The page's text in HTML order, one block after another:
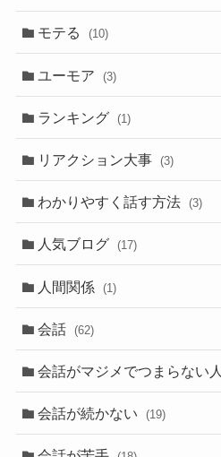
モテる (10)
ユーモア (3)
ランキング (1)
リアクション大事 (3)
わかりやすく話す方法 (3)
人気ブログ (17)
人間関係 (1)
会話 (62)
会話がマジメでつまらない人
会話が続かない (19)